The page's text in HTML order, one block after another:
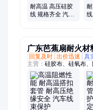
耐高温 高压硅胶
线 规格齐全 汽车
广东芭蕉扇耐火材
回复及时 出价迅速 真
主营： 硅胶布、硅氧布、
管、高硅氧缠绕带、尼
管、高硅氧布、高硅氧